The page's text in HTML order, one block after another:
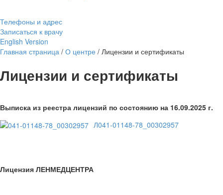
Телефоны и адрес
Записаться к врачу
English Version
Главная страница / О центре / Лицензии и сертификаты
Лицензии и сертификаты
Выписка из реестра лицензий по состоянию на 16.09.2025 г.
Л041-01148-78_00302957
Лицензия ЛЕНМЕДЦЕНТРА